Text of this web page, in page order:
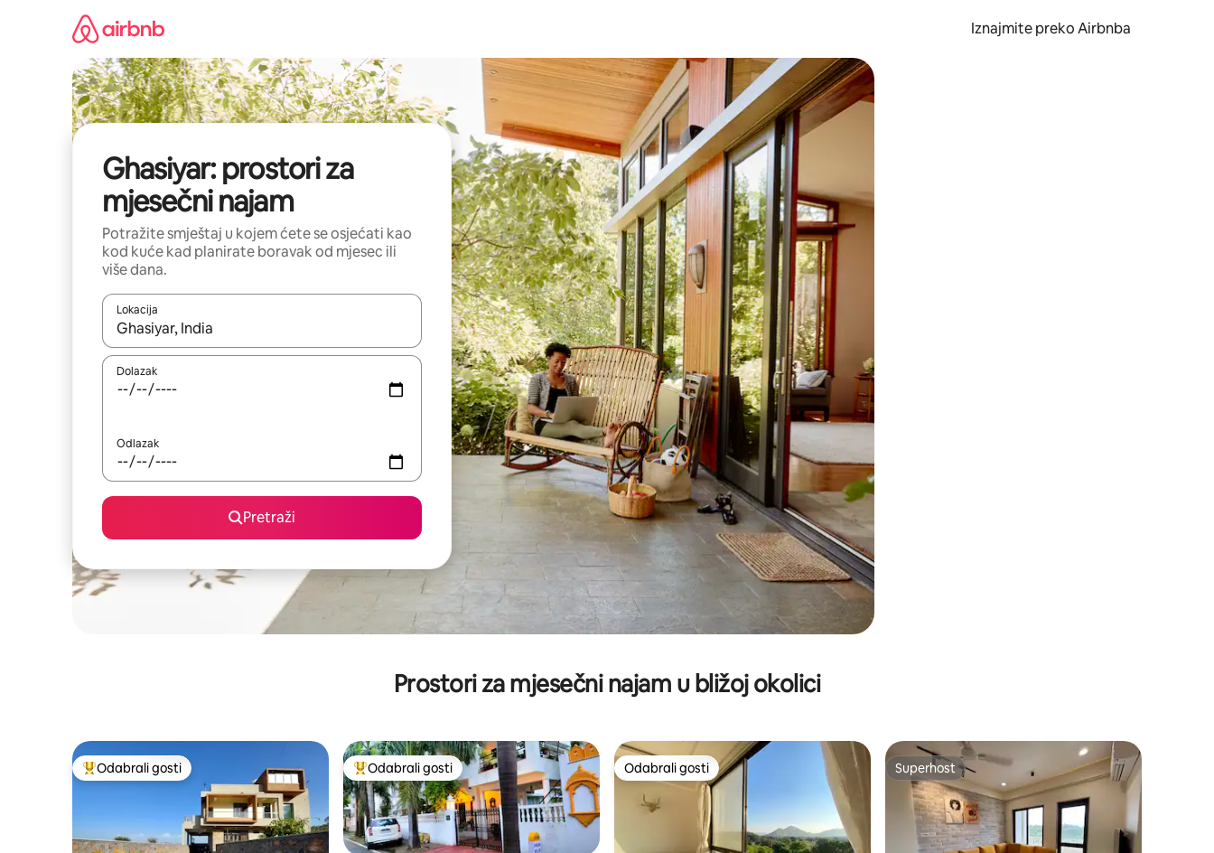
Iznajmite preko Airbnba
Ghasiyar: prostori za
mjesečni najam
Potražite smještaj u kojem ćete se osjećati kao
kod kuće kad planirate boravak od mjesec ili
više dana.
Lokacija
Kada budu dostupni rezultati, moći ćete ih pregledati koristeći se strelicama prema gore i prema dolje, kao i dodirom ili prelaskom prstom po zaslonu.
Dolazak
Odlazak
Pretraži
Prostori za mjesečni najam u bližoj okolici
Među najviše rangiranima s oznakom „Odabrali gosti”
Odabrali gosti Među najviše rangiranima s oznakom „Odabrali gosti”
Odabrali gosti Odabrali gosti
Odabrali gosti Superhost
Superhost